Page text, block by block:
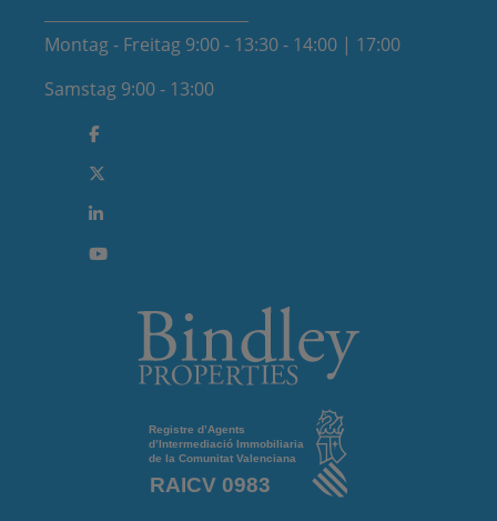
Montag - Freitag 9:00 - 13:30 - 14:00 | 17:00
Samstag 9:00 - 13:00